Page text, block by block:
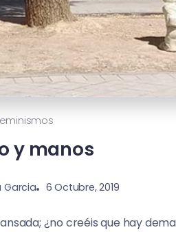
y manos
Garcia 6 Octubre, 2019
¿no creéis que hay